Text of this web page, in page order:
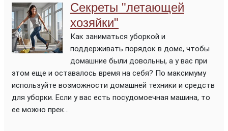
Секреты "летающей
хозяйки"
Как заниматься уборкой и
поддерживать порядок в доме, чтобы
домашние были довольны, а у вас при
этом еще и оставалось время на себя? По максимуму
используйте возможности домашней техники и средств
для уборки. Если у вас есть посудомоечная машина, то
ее можно прек...